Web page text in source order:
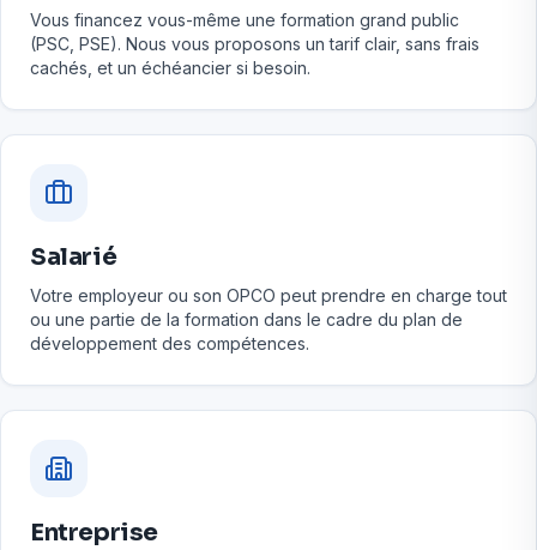
Vous financez vous-même une formation grand public
(PSC, PSE). Nous vous proposons un tarif clair, sans frais
cachés, et un échéancier si besoin.
Salarié
Votre employeur ou son OPCO peut prendre en charge tout
ou une partie de la formation dans le cadre du plan de
développement des compétences.
Entreprise